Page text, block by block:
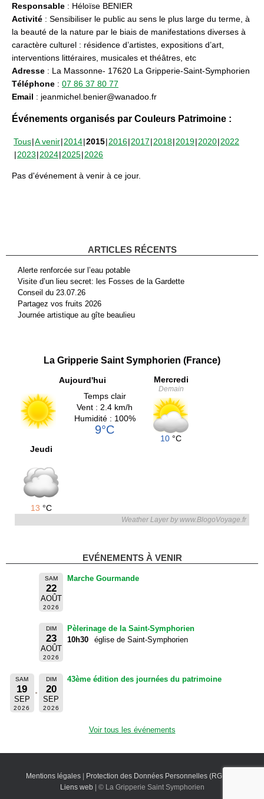
Responsable : Héloïse BENIER
Activité : Sensibiliser le public au sens le plus large du terme, à
la beauté de la nature par le biais de manifestations diverses à
caractère culturel : résidence d’artistes, expositions d’art,
interventions littéraires, musicales et théâtres, etc
Adresse : La Massonne- 17620 La Gripperie-Saint-Symphorien
Téléphone : 07 86 37 80 77
Email : jeanmichel.benier@wanadoo.fr
Événements organisés par Couleurs Patrimoine :
Tous A venir 2014 2015 2016 2017 2018 2019 2020 2022
2023 2024 2025 2026
Pas d'événement à venir à ce jour.
ARTICLES RÉCENTS
Alerte renforcée sur l’eau potable
Visite d’un lieu secret: les Fosses de la Gardette
Conseil du 23.07.26
Partagez vos fruits 2026
Journée artistique au gîte beaulieu
La Gripperie Saint Symphorien (France)
Aujourd'hui
Temps clair
Vent : 2.4 km/h
Humidité : 100%
9°C
Mercredi
Demain
10 °C
Jeudi
13 °C
Weather Layer by www.BlogoVoyage.fr
EVÉNEMENTS À VENIR
SAM
22
AOÛT
2026
Marche Gourmande
DIM
23
AOÛT
2026
Pèlerinage de la Saint-Symphorien
10h30
église de Saint-Symphorien
SAM
19
SEP
2026
DIM
20
SEP
2026
43ème édition des journées du patrimoine
Voir tous les événements
Mentions légales | Protection des Données Personnelles (RGPD)
Liens web| © La Gripperie Saint Symphorien